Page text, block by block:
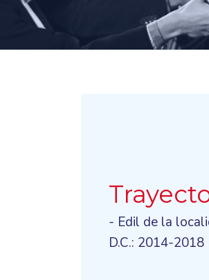
- Edil de la
D.C.: 2014-2018